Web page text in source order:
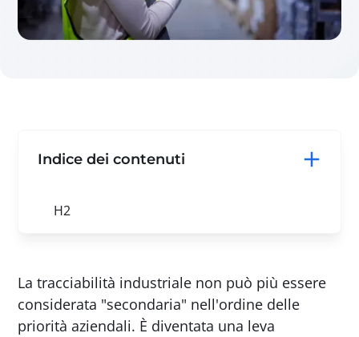
La tracciabilità industriale non può più essere
considerata "secondaria" nell'ordine delle
priorità aziendali. È diventata una leva
Indice dei contenuti
H2